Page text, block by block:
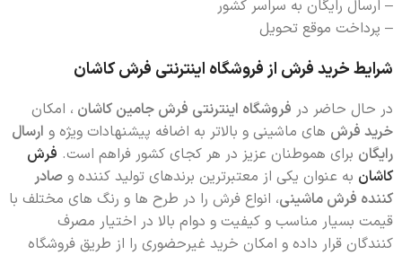
– ارسال رایگان به سراسر کشور
– پرداخت موقع تحویل
شرایط خرید فرش از فروشگاه اینترنتی فرش کاشان
در حال حاضر در فروشگاه اینترنتی فرش جامین کاشان ، امکان
خرید فرش های ماشینی و بالاتر به اضافه پیشنهادات ویژه و ارسال
رایگان برای هموطنان عزیز در هر کجای کشور فراهم است. فرش
کاشان به عنوان یکی از معتبرترین برندهای تولید کننده و صادر
کننده فرش ماشینی، انواع فرش را در طرح ها و رنگ های مختلف با
قیمت بسیار مناسب و کیفیت و دوام بالا در اختیار مصرف
کنندگان قرار داده و امکان خرید غیرحضوری را از طریق فروشگاه